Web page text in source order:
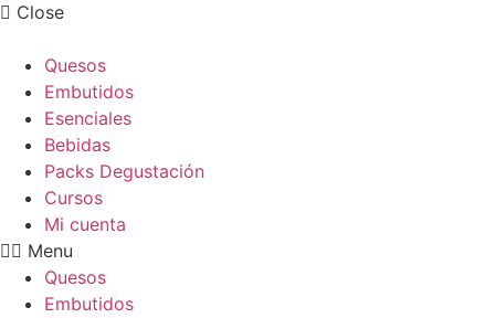
Close
Quesos
Embutidos
Esenciales
Bebidas
Packs Degustación
Cursos
Mi cuenta
Menu
Quesos
Embutidos